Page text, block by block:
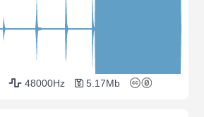
48000Hz 5.17Mb